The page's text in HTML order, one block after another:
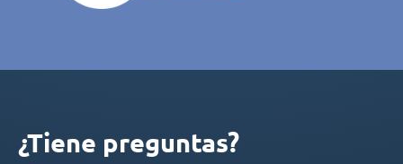
¿Tiene preguntas?